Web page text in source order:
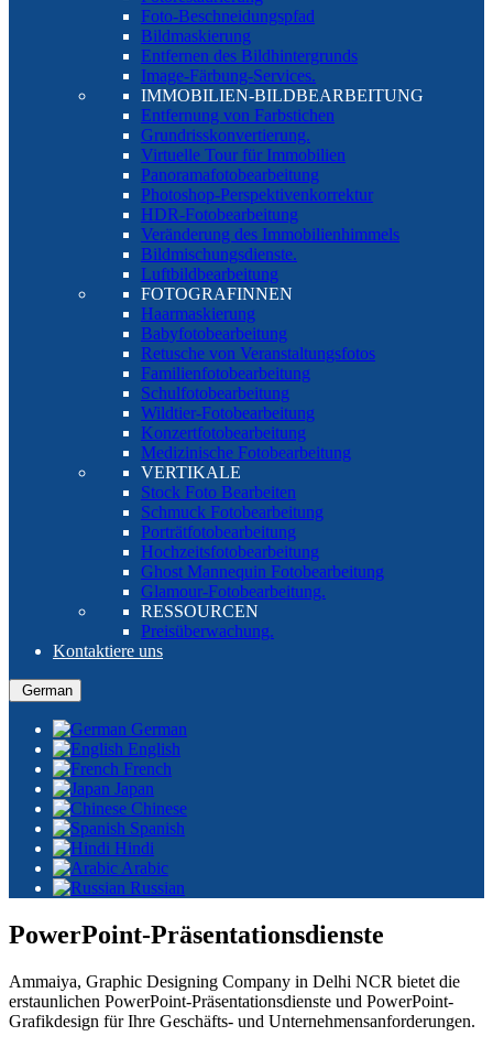
Foto-Beschneidungspfad
Bildmaskierung
Entfernen des Bildhintergrunds
Image-Färbung-Services.
IMMOBILIEN-BILDBEARBEITUNG
Entfernung von Farbstichen
Grundrisskonvertierung.
Virtuelle Tour für Immobilien
Panoramafotobearbeitung
Photoshop-Perspektivenkorrektur
HDR-Fotobearbeitung
Veränderung des Immobilienhimmels
Bildmischungsdienste.
Luftbildbearbeitung
FOTOGRAFINNEN
Haarmaskierung
Babyfotobearbeitung
Retusche von Veranstaltungsfotos
Familienfotobearbeitung
Schulfotobearbeitung
Wildtier-Fotobearbeitung
Konzertfotobearbeitung
Medizinische Fotobearbeitung
VERTIKALE
Stock Foto Bearbeiten
Schmuck Fotobearbeitung
Porträtfotobearbeitung
Hochzeitsfotobearbeitung
Ghost Mannequin Fotobearbeitung
Glamour-Fotobearbeitung.
RESSOURCEN
Preisüberwachung.
Kontaktiere uns
German
German
English
French
Japan
Chinese
Spanish
Hindi
Arabic
Russian
PowerPoint-Präsentationsdienste
Ammaiya, Graphic Designing Company in Delhi NCR bietet die
erstaunlichen PowerPoint-Präsentationsdienste und PowerPoint-
Grafikdesign für Ihre Geschäfts- und Unternehmensanforderungen.